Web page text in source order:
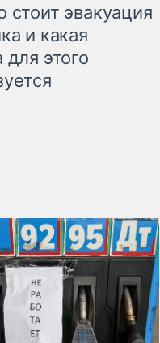
стоит эвакуация
и какая
для этого